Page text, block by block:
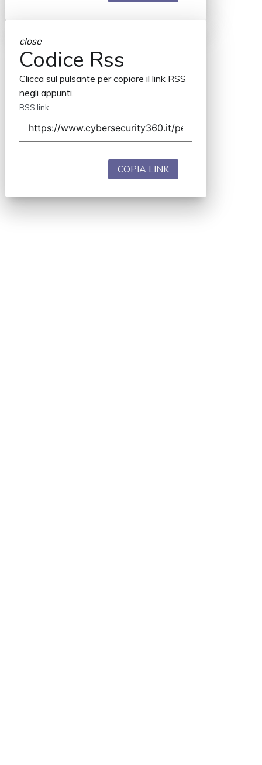
close
Codice Rss
Clicca sul pulsante per copiare il link RSS
negli appunti.
RSS link
COPIA LINK